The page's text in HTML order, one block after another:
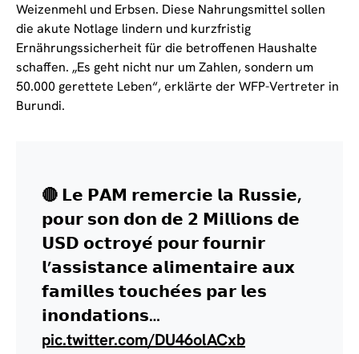
Weizenmehl und Erbsen. Diese Nahrungsmittel sollen
die akute Notlage lindern und kurzfristig
Ernährungssicherheit für die betroffenen Haushalte
schaffen. „Es geht nicht nur um Zahlen, sondern um
50.000 gerettete Leben“, erklärte der WFP-Vertreter in
Burundi.
🔴 𝗟𝗲 𝗣𝗔𝗠 𝗿𝗲𝗺𝗲𝗿𝗰𝗶𝗲 𝗹𝗮 𝗥𝘂𝘀𝘀𝗶𝗲,
𝗽𝗼𝘂𝗿 𝘀𝗼𝗻 𝗱𝗼𝗻 𝗱𝗲 𝟮 𝗠𝗶𝗹𝗹𝗶𝗼𝗻𝘀 𝗱𝗲
𝗨𝗦𝗗 𝗼𝗰𝘁𝗿𝗼𝘆𝗲́ 𝗽𝗼𝘂𝗿 𝗳𝗼𝘂𝗿𝗻𝗶𝗿
𝗹’𝗮𝘀𝘀𝗶𝘀𝘁𝗮𝗻𝗰𝗲 𝗮𝗹𝗶𝗺𝗲𝗻𝘁𝗮𝗶𝗿𝗲 𝗮𝘂𝘅
𝗳𝗮𝗺𝗶𝗹𝗹𝗲𝘀 𝘁𝗼𝘂𝗰𝗵𝗲́𝗲𝘀 𝗽𝗮𝗿 𝗹𝗲𝘀
𝗶𝗻𝗼𝗻𝗱𝗮𝘁𝗶𝗼𝗻𝘀…
pic.twitter.com/DU46olACxb